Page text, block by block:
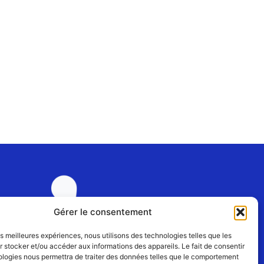
Gérer le consentement
meilleures expériences, nous utilisons des technologies telles que les
stocker et/ou accéder aux informations des appareils. Le fait de consentir
nous permettra de traiter des données telles que le comportement
Rejoignez-nous